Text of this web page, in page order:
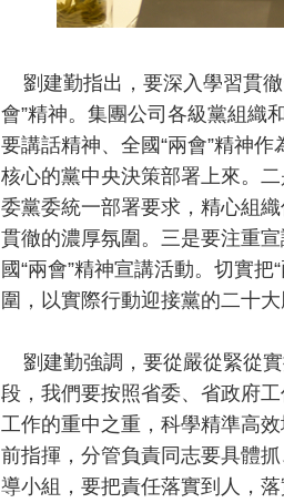
劉建勤指出，要深入學習貫徹
會”精神。集團公司各級黨組織
要講話精神、全國“兩會”精神
核心的黨中央決策部署上來。
委黨委統一部署要求，精心組
貫徹的濃厚氛圍。三是要注重
國“兩會”精神宣講活動。切實
圍，以實際行動迎接黨的二十大
劉建勤強調，要從嚴從緊從
段，我們要按照省委、省政府
工作的重中之重，科學精準高
前指揮，分管負責同志要具體
導小組，要把責任落實到人，